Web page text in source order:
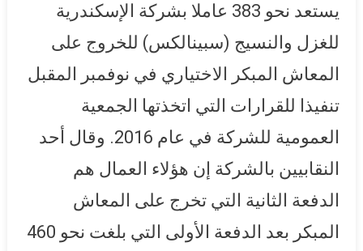
المعاش المبكر.. وعامل: تنفيذًا
يستعد نحو 383 عاملا بشركة الإسكندرية
للغزل والنسيج (سبينالكس) للخروج على
المعاش المبكر الاختياري في نوفمبر المقبل
تنفيذا للقرارات التي اتخذتها الجمعية
العمومية للشركة في عام 2016. وقال أحد
النقابيين بالشركة إن هؤلاء العمال هم
الدفعة الثانية التي تخرج على المعاش
المبكر بعد الدفعة الأولى التي بلغت نحو 460